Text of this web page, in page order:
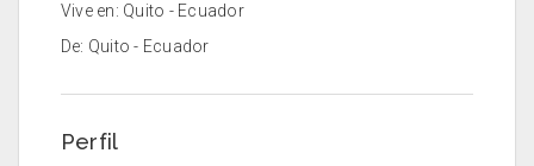
Vive en: Quito - Ecuador
De: Quito - Ecuador
Perfil